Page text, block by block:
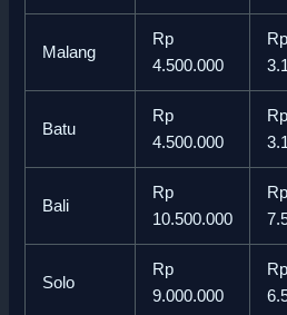
Malang
Rp
4.500.000
Rp
Batu
Rp
4.500.000
Rp
Bali
Rp
10.500.000
Rp
Solo
Rp
9.000.000
Rp